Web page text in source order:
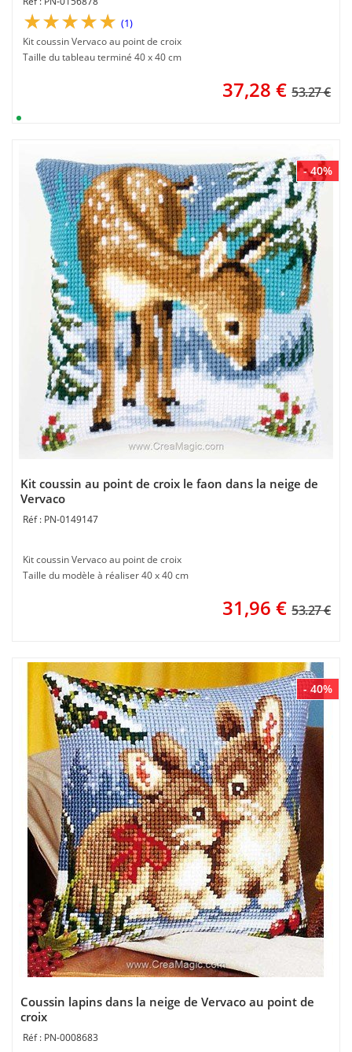
(1)
Kit coussin Vervaco au point de croix
Taille du tableau terminé 40 x 40 cm
37,28 € 53.27 €
- 40%
Kit coussin au point de croix le faon dans la neige de
Vervaco
PN-0149147
Kit coussin Vervaco au point de croix
Taille du modèle à réaliser 40 x 40 cm
31,96 € 53.27 €
- 40%
Coussin lapins dans la neige de Vervaco au point de
croix
PN-0008683